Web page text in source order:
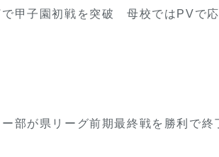
で甲子園初戦を突破 母校ではPVで
部が県リーグ前期最終戦を勝利で終